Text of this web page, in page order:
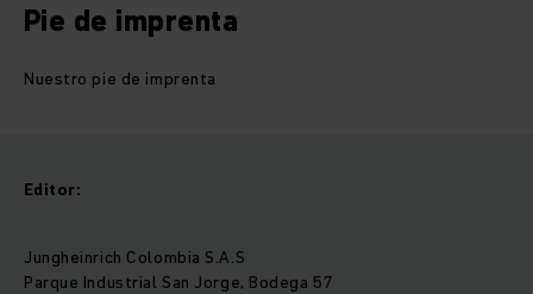
Pie de imprenta
Nuestro pie de imprenta
Editor:
Jungheinrich Colombia S.A.S
Parque Industrial San Jorge, Bodega 57